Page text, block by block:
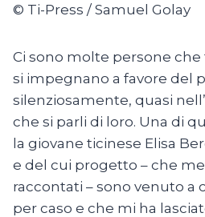
© Ti-Press / Samuel Golay
Ci sono molte persone
si impegnano a favore del
silenziosamente, quasi
che si parli di loro. Una di
la giovane ticinese Elisa
e del cui progetto – che
raccontati – sono venuto a
per caso e che mi ha